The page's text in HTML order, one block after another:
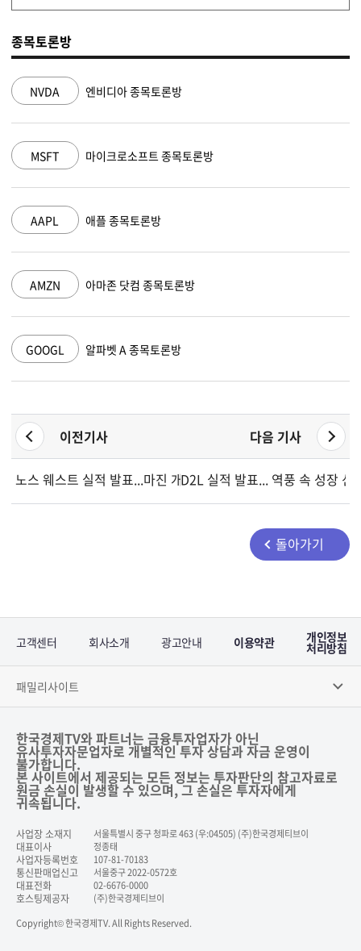
종목토론방
NVDA 엔비디아 종목토론방
MSFT 마이크로소프트 종목토론방
AAPL 애플 종목토론방
AMZN 아마존 닷컴 종목토론방
GOOGL 알파벳 A 종목토론방
이전기사 다음 기사
노스 웨스트 실적 발표...마진 개선과 과제 부각D2L 실적 발표... 역풍 속 성장 신
돌아가기
고객센터 회사소개 광고안내 이용약관 개인정보
처리방침
패밀리사이트
한국경제TV와 파트너는 금융투자업자가 아닌
유사투자자문업자로 개별적인 투자 상담과 자금 운영이
불가합니다.
본 사이트에서 제공되는 모든 정보는 투자판단의 참고자료로
원금 손실이 발생할 수 있으며, 그 손실은 투자자에게
귀속됩니다.
사업장 소재지 서울특별시 중구 청파로 463 (우:04505) (주)한국경제티브이
대표이사 정종태
사업자등록번호 107-81-70183
통신판매업신고 서울중구 2022-0572호
대표전화 02-6676-0000
호스팅제공자
(주)한국경제티브이
Copyright© 한국경제TV. All Rights Reserved.